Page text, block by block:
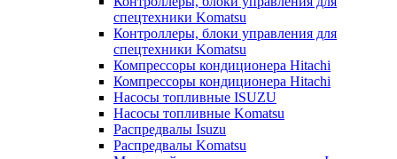
спецтехники Komatsu
Контроллеры, блоки управления для
спецтехники Komatsu
Компрессоры кондиционера Hitachi
Компрессоры кондиционера Hitachi
Насосы топливные ISUZU
Насосы топливные Komatsu
Распредвалы Isuzu
Распредвалы Komatsu